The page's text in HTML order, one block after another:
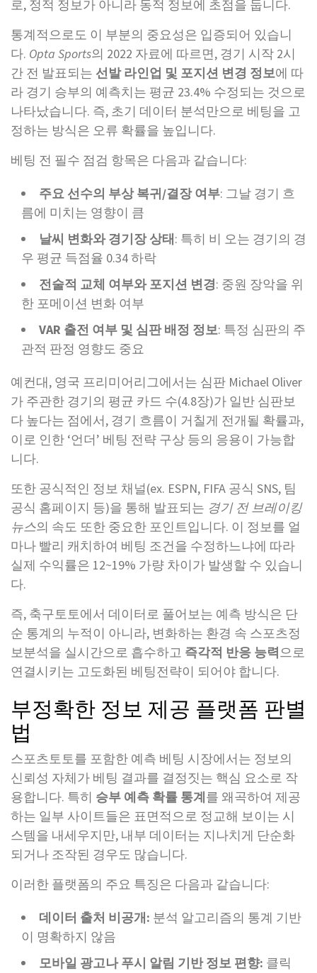
로, 정적 정보가 아니라 동적 정보에 초점을 둡니다.
통계적으로도 이 부분의 중요성은 입증되어 있습니
다. Opta Sports의 2022 자료에 따르면, 경기 시작 2시
간 전 발표되는 선발 라인업 및 포지션 변경 정보에 따
라 경기 승부의 예측치는 평균 23.4% 수정되는 것으로
나타났습니다. 즉, 초기 데이터 분석만으로 베팅을 고
정하는 방식은 오류 확률을 높입니다.
베팅 전 필수 점검 항목은 다음과 같습니다:
주요 선수의 부상 복귀/결장 여부: 그날 경기 흐
름에 미치는 영향이 큼
날씨 변화와 경기장 상태: 특히 비 오는 경기의 경
우 평균 득점율 0.34 하락
전술적 교체 여부와 포지션 변경: 중원 장악을 위
한 포메이션 변화 여부
VAR 출전 여부 및 심판 배정 정보: 특정 심판의 주
관적 판정 영향도 중요
예컨대, 영국 프리미어리그에서는 심판 Michael Oliver
가 주관한 경기의 평균 카드 수(4.8장)가 일반 심판보
다 높다는 점에서, 경기 흐름이 거칠게 전개될 확률과,
이로 인한 ‘언더’ 베팅 전략 구상 등의 응용이 가능합
니다.
또한 공식적인 정보 채널(ex. ESPN, FIFA 공식 SNS, 팀
공식 홈페이지 등)을 통해 발표되는 경기 전 브레이킹
뉴스의 속도 또한 중요한 포인트입니다. 이 정보를 얼
마나 빨리 캐치하여 베팅 조건을 수정하느냐에 따라
실제 수익률은 12~19% 가량 차이가 발생할 수 있습니
다.
즉, 축구토토에서 데이터로 풀어보는 예측 방식은 단
순 통계의 누적이 아니라, 변화하는 환경 속 스포츠정
보분석을 실시간으로 흡수하고 즉각적 반응 능력으로
연결시키는 고도화된 베팅전략이 되어야 합니다.
부정확한 정보 제공 플랫폼 판별
법
스포츠토토를 포함한 예측 베팅 시장에서는 정보의
신뢰성 자체가 베팅 결과를 결정짓는 핵심 요소로 작
용합니다. 특히 승부 예측 확률 통계를 왜곡하여 제공
하는 일부 사이트들은 표면적으로 정교해 보이는 시
스템을 내세우지만, 내부 데이터는 지나치게 단순화
되거나 조작된 경우도 많습니다.
이러한 플랫폼의 주요 특징은 다음과 같습니다:
데이터 출처 비공개: 분석 알고리즘의 통계 기반
이 명확하지 않음
모바일 광고나 푸시 알림 기반 정보 편향: 클릭